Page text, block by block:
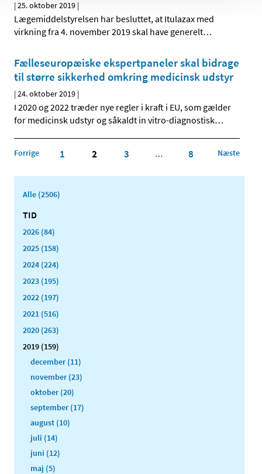
| 25. oktober 2019 |
Lægemiddelstyrelsen har besluttet, at Itulazax med
virkning fra 4. november 2019 skal have generelt…
Fælleseuropæiske ekspertpaneler skal bidrage
til større sikkerhed omkring medicinsk udstyr
|24. oktober 2019 |
I 2020 og 2022 træder nye regler i kraft i EU, som gælder
for medicinsk udstyr og såkaldt in vitro-diagnostisk…
Forrige 1 2 3 … 8 Næste
Alle (2506)
TID
2026 (84)
2025 (158)
2024 (224)
2023 (195)
2022 (197)
2021 (516)
2020 (263)
2019 (159)
december (11)
november (23)
oktober (20)
september (17)
august (10)
juli (14)
juni (12)
maj (5)